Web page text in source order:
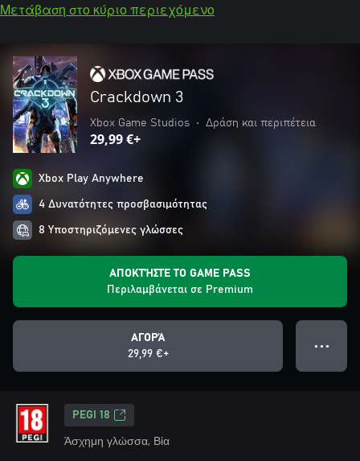
Μετάβαση στο κύριο περιεχόμενο
Crackdown 3
Xbox Game Studios • Δράση και περιπέτεια
29,99 €+
Xbox Play Anywhere
4 Δυνατότητες προσβασιμότητας
8 Υποστηριζόμενες γλώσσες
ΑΠΟΚΤΉΣΤΕ ΤΟ GAME PASS
Περιλαμβάνεται σε Premium
ΑΓΟΡΆ
29,99 €+
● ● ●
PEGI 18
Άσχημη γλώσσα, Βία